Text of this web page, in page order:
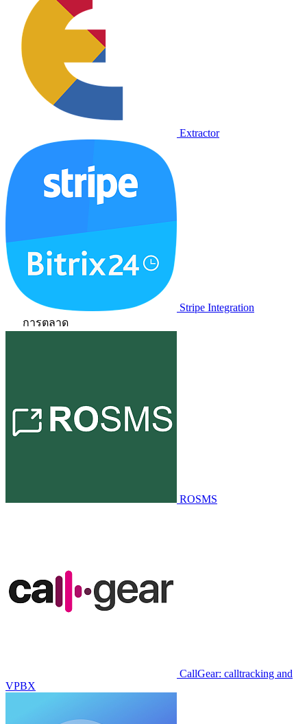
Extractor
Stripe Integration
การตลาด
ROSMS
CallGear: calltracking and
VPBX